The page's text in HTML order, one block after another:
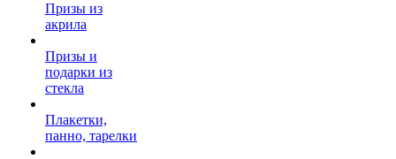
Призы из
акрила
Призы и
подарки из
стекла
Плакетки,
панно, тарелки